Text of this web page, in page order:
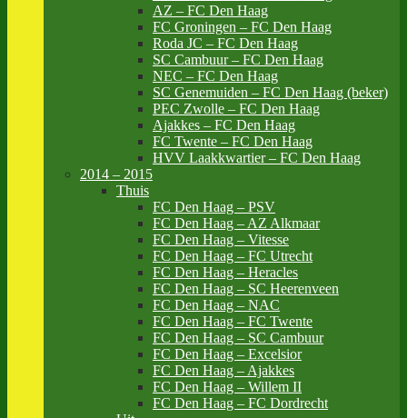
AZ – FC Den Haag
FC Groningen – FC Den Haag
Roda JC – FC Den Haag
SC Cambuur – FC Den Haag
NEC – FC Den Haag
SC Genemuiden – FC Den Haag (beker)
PEC Zwolle – FC Den Haag
Ajakkes – FC Den Haag
FC Twente – FC Den Haag
HVV Laakkwartier – FC Den Haag
2014 – 2015
Thuis
FC Den Haag – PSV
FC Den Haag – AZ Alkmaar
FC Den Haag – Vitesse
FC Den Haag – FC Utrecht
FC Den Haag – Heracles
FC Den Haag – SC Heerenveen
FC Den Haag – NAC
FC Den Haag – FC Twente
FC Den Haag – SC Cambuur
FC Den Haag – Excelsior
FC Den Haag – Ajakkes
FC Den Haag – Willem II
FC Den Haag – FC Dordrecht